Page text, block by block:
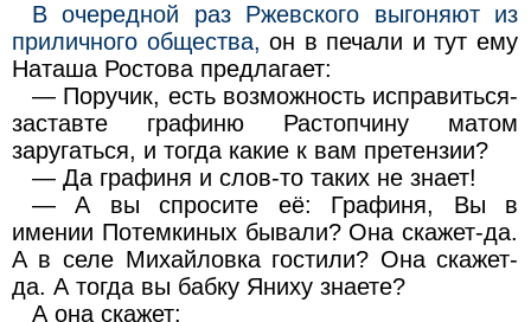
В очередной раз Ржевского выгоняют из
приличного общества, он в печали и тут ему
Наташа Ростова предлагает:
— Поручик, есть возможность исправиться-
заставте графиню Растопчину матом
заругаться, и тогда какие к вам претензии?
— Да графиня и слов-то таких не знает!
— А вы спросите её: Графиня, Вы в
имении Потемкиных бывали? Она скажет-да.
А в селе Михайловка гостили? Она скажет-
да. А тогда вы бабку Яниху знаете?
А она скажет: